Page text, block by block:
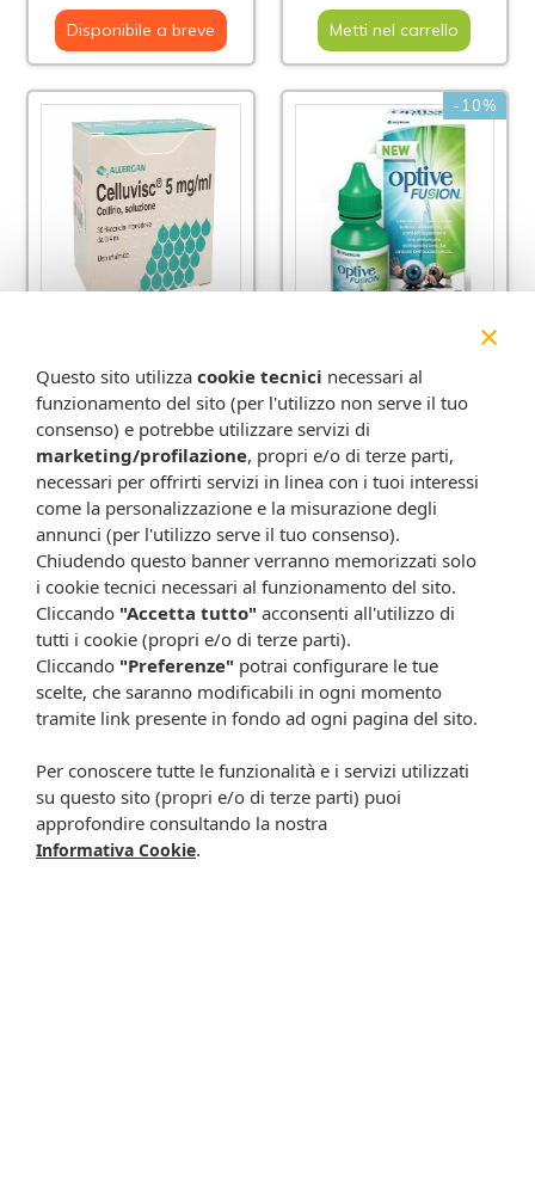
Disponibile a breve Metti nel carrello
22,00 €
Metti nel carrello
-10%
Metti nel carrello
-9%
Optive fusion ud 30flac
0,4ml
Metti nel carrello
-0%
Optive plus ud gocce
ocul 30fl
Disponibile a breve
×
Questo sito utilizza cookie tecnici necessari al
funzionamento del sito (per l'utilizzo non serve il tuo
consenso) e potrebbe utilizzare servizi di
marketing/profilazione, propri e/o di terze parti,
necessari per offrirti servizi in linea con i tuoi interessi
come la personalizzazione e la misurazione degli
annunci (per l'utilizzo serve il tuo consenso).
Chiudendo questo banner verranno memorizzati solo
i cookie tecnici necessari al funzionamento del sito.
Cliccando "Accetta tutto" acconsenti all'utilizzo di
tutti i cookie (propri e/o di terze parti).
Cliccando "Preferenze" potrai configurare le tue
scelte, che saranno modificabili in ogni momento
tramite link presente in fondo ad ogni pagina del sito.
Per conoscere tutte le funzionalità e i servizi utilizzati
su questo sito (propri e/o di terze parti) puoi
approfondire consultando la nostra
Informativa Cookie.